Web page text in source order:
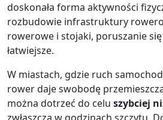
doskonała forma aktywności
rozbudowie infrastruktury
rowerowe i stojaki, poruszanie
łatwiejsze.
W miastach, gdzie ruch
rower daje swobodę
można dotrzeć do celu szybciej